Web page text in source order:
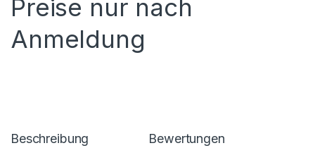
Preise nur nach
Anmeldung
Beschreibung Bewertungen